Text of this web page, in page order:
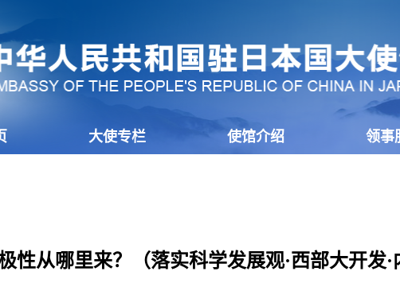
大使专栏 使馆介绍 领事
性从哪里来？（落实科学发展观·西部大开发·